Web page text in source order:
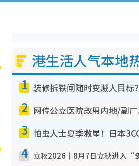
港生活人气本地
1
2
3
4